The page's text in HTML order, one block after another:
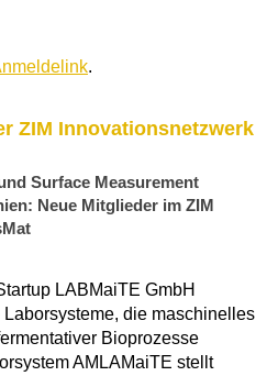
.
ZIM Innovationsnetzwerk
Surface Measurement
Neue Mitglieder im ZIM
LABMaiTE GmbH
die maschinelles
Bioprozesse
AMLAMaiTE stellt